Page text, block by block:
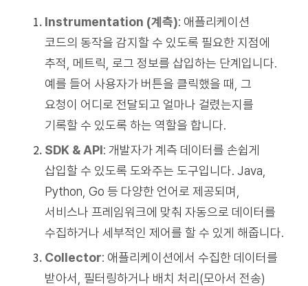
Instrumentation (계측): 애플리케이션
코드의 동작을 감지할 수 있도록 필요한 지점에
추적, 메트릭, 로그 정보를 삽입하는 단계입니다.
예를 들어 사용자가 버튼을 클릭했을 때, 그
요청이 어디로 전달되고 얼마나 걸렸는지를
기록할 수 있도록 하는 역할을 합니다.
SDK & API: 개발자가 계측 데이터를 손쉽게
삽입할 수 있도록 도와주는 도구입니다. Java,
Python, Go 등 다양한 언어로 제공되며,
서비스나 프레임워크에 맞춰 자동으로 데이터를
수집하거나 세부적인 제어를 할 수 있게 해줍니다.
Collector: 애플리케이션에서 수집한 데이터를
받아서, 필터링하거나 배치 처리(모아서 전송)